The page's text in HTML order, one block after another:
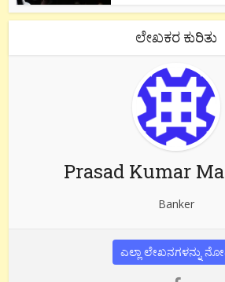
ಲೇಖಕರ ಕುರಿತು
Prasad Kumar
Banker
ಎಲ್ಲಾ ಲೇಖನಗಳನ್ನು